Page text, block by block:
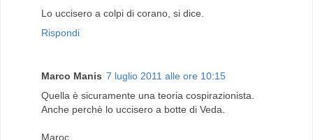
Lo uccisero a colpi di corano, si dice.
Rispondi
Marco Manis 7 luglio 2011 alle ore 10:15
Quella è sicuramente una teoria cospirazionista.
Anche perchè lo uccisero a botte di Veda.
Maroc